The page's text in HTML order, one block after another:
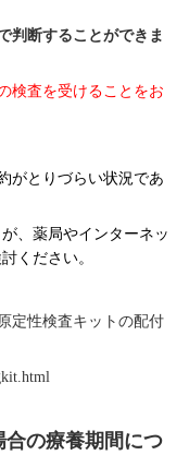
判断することができま
検査を受けることをお
がとりづらい状況であ
、薬局やインターネッ
ください。
定性検査キットの配付
合の療養期間につ